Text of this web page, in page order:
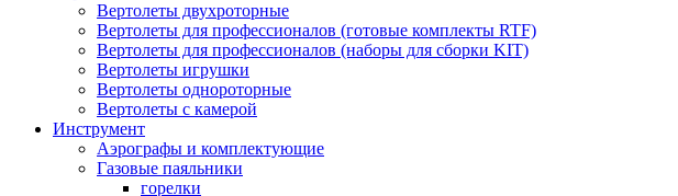
Вертолеты двухроторные
Вертолеты для профессионалов (готовые комплекты RTF)
Вертолеты для профессионалов (наборы для сборки KIT)
Вертолеты игрушки
Вертолеты однороторные
Вертолеты с камерой
Инструмент
Аэрографы и комплектующие
Газовые паяльники
горелки